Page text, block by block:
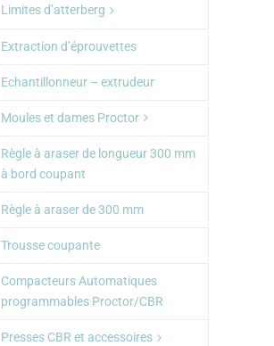
Limites d’atterberg
Extraction d’éprouvettes
Echantillonneur – extrudeur
Moules et dames Proctor
Règle à araser de longueur 300 mm
à bord coupant
Règle à araser de 300 mm
Trousse coupante
Compacteurs Automatiques
programmables Proctor/CBR
Presses CBR et accessoires